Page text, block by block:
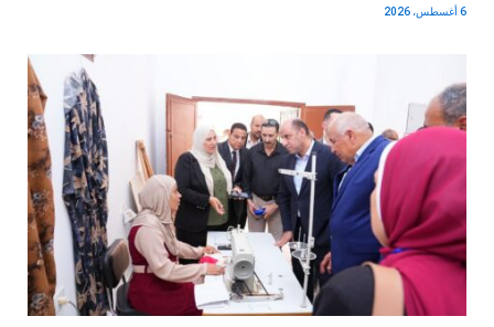
6 أغسطس، 2026